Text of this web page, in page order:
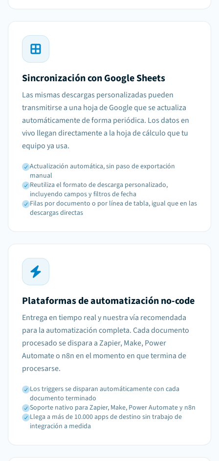
Sincronización con Google Sheets
Las mismas descargas personalizadas pueden
transmitirse a una hoja de Google que se actualiza
automáticamente de forma periódica. Los datos en
vivo llegan directamente a la hoja de cálculo que tu
equipo ya usa.
Actualización automática, sin paso de exportación
manual
Reutiliza el formato de descarga personalizado,
incluyendo campos y filtros de fecha
Filas por documento o por línea de tabla, igual que en las
descargas directas
Plataformas de automatización no-code
Entrega en tiempo real y nuestra vía recomendada
para la automatización completa. Cada documento
procesado se dispara a Zapier, Make, Power
Automate o n8n en el momento en que termina de
procesarse.
Los triggers se disparan automáticamente con cada
documento terminado
Soporte nativo para Zapier, Make, Power Automate y n8n
Llega a más de 10.000 apps de destino sin trabajo de
integración a medida